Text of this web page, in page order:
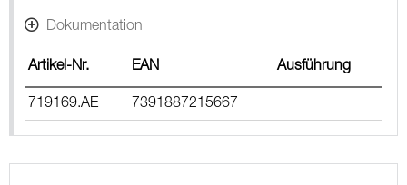
Dokumentation
Artikel-Nr. EAN Ausführung
719169.AE 7391887215667